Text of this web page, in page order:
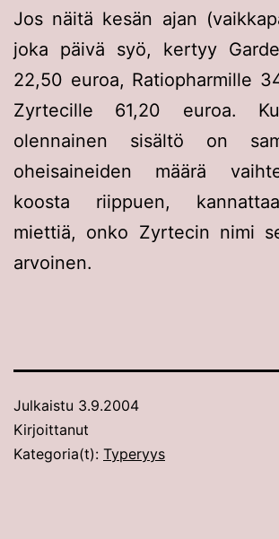
Jos näitä kesän ajan
joka päivä syö, kertyy
22,50 euroa, Ratiopharmille
Zyrtecille 61,20 euroa.
olennainen sisältö on
oheisaineiden määrä
koosta riippuen,
miettiä, onko Zyrtecin nimi
arvoinen.
Julkaistu 3.9.2004
Kirjoittanut
Kategoria(t): Typeryys